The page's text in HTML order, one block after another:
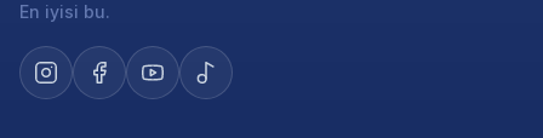
En iyisi bu.